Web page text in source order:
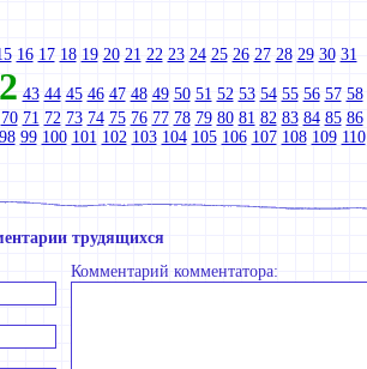
16 17 18 19 20 21 22 23 24 25 26 27 28 29 30 31
43 44 45 46 47 48 49 50 51 52 53 54 55 56 57 58
70 71 72 73 74 75 76 77 78 79 80 81 82 83 84 85 86
98 99 100 101 102 103 104 105 106 107 108 109 110
трудящихся
Комментарий комментатора: